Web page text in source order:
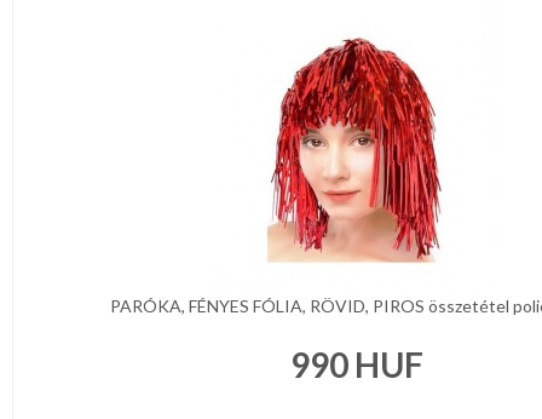
PARÓKA, FÉNYES FÓLIA, RÖVID, PIROS összetétel
990HUF